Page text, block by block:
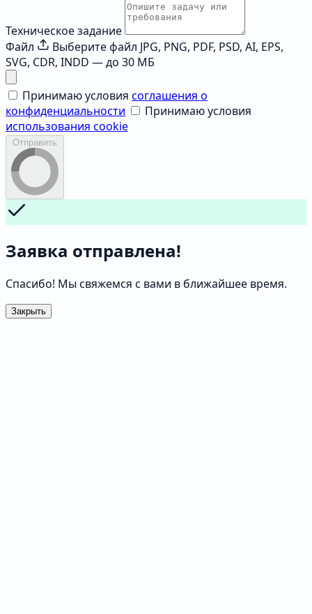
Техническое задание
Файл
Выберите файл JPG, PNG, PDF, PSD, AI, EPS,
SVG, CDR, INDD — до 30 МБ
Принимаю условия соглашения о
конфиденциальности
Принимаю условия
использования cookie
Отправить
Заявка отправлена!
Спасибо! Мы свяжемся с вами в ближайшее время.
Закрыть